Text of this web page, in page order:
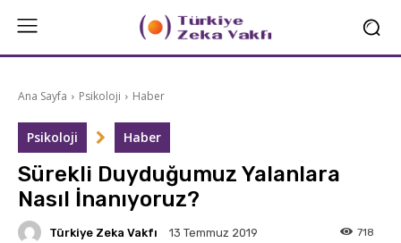
Ana Sayfa Psikoloji Haber
Psikoloji Haber
Sürekli Duyduğumuz Yalanlara
Nasıl İnanıyoruz?
Türkiye Zeka Vakfı 13 Temmuz 2019 718